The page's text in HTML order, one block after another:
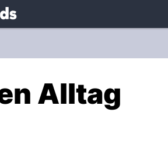
Alltag